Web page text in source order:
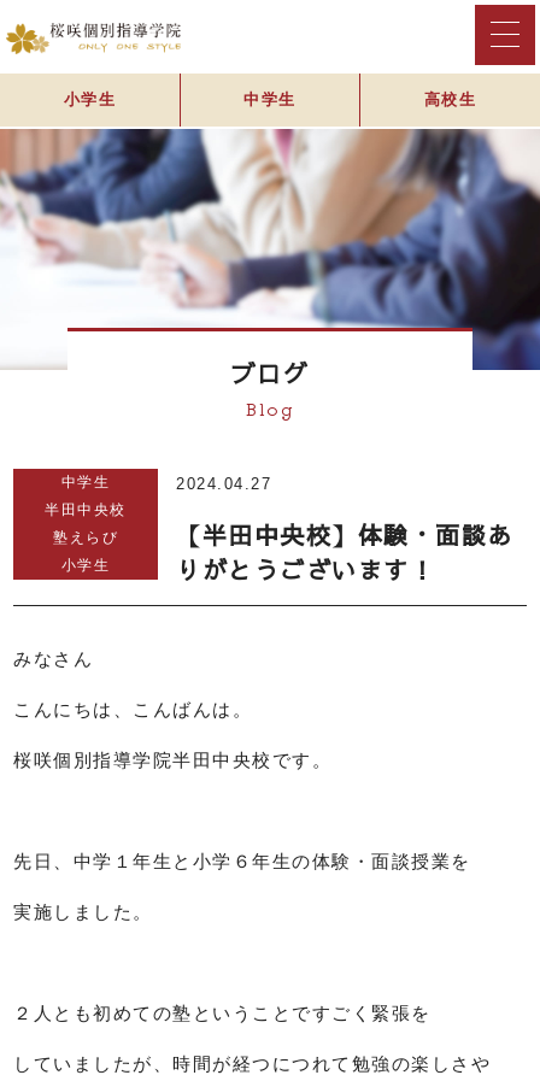
小学生 中学生 高校生
ブログ
Blog
中学生
半田中央校
塾えらび
小学生
2024.04.27
【半田中央校】体験・面談あ
りがとうございます！
みなさん
こんにちは、こんばんは。
桜咲個別指導学院半田中央校です。
先日、中学１年生と小学６年生の体験・面談授業を
実施しました。
２人とも初めての塾ということですごく緊張を
していましたが、時間が経つにつれて勉強の楽しさや